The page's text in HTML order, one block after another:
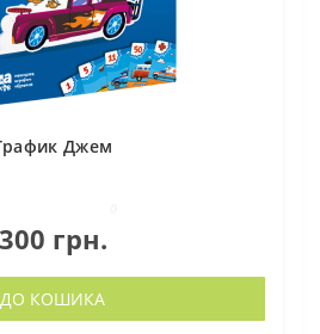
Джем
300 грн.
ДО КОШИКА